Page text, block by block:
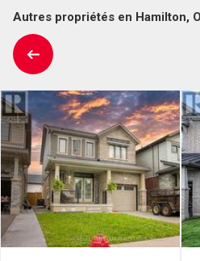
Autres propriétés en Hamilton,